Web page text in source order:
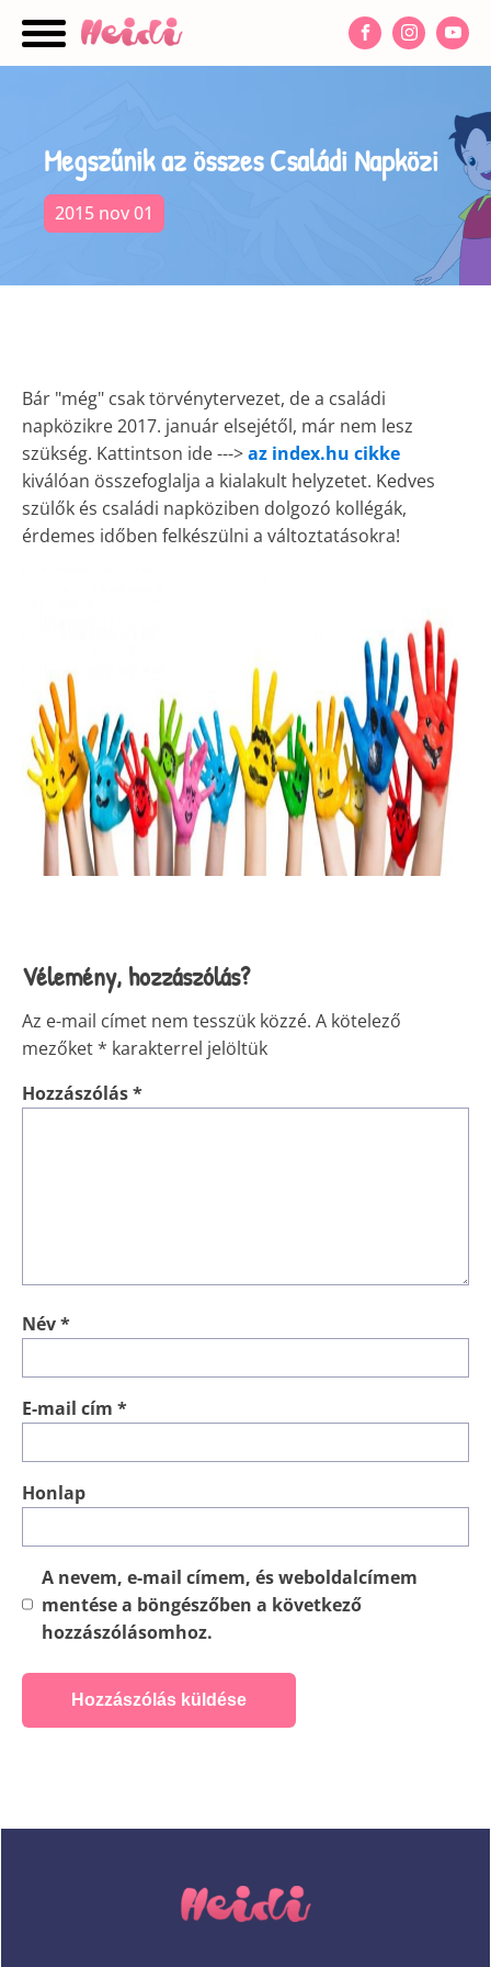
Megszűnik az összes Családi Napközi
2015 nov 01
Bár "még" csak törvénytervezet, de a családi
napközikre 2017. január elsejétől, már nem lesz
szükség. Kattintson ide --->az index.hu cikke
kiválóan összefoglalja a kialakult helyzetet. Kedves
szülők és családi napköziben dolgozó kollégák,
érdemes időben felkészülni a változtatásokra!
Vélemény, hozzászólás?
Az e-mail címet nem tesszük közzé. A kötelező
mezőket* karakterrel jelöltük
Hozzászólás*
Név*
E-mail cím *
Honlap
A nevem, e-mail címem, és weboldalcímem
mentése a böngészőben a következő
hozzászólásomhoz.